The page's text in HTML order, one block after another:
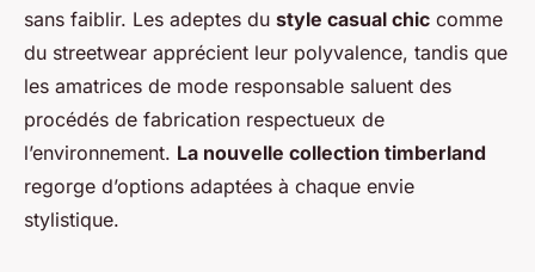
sans faiblir. Les adeptes du style casual chic comme
du streetwear apprécient leur polyvalence, tandis que
les amatrices de mode responsable saluent des
procédés de fabrication respectueux de
l’environnement. La nouvelle collection timberland
regorge d’options adaptées à chaque envie
stylistique.